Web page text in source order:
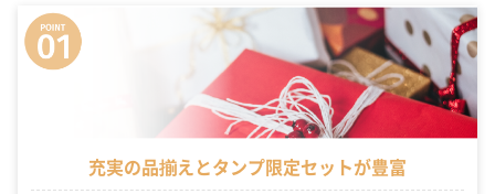
充実の品揃えとタンプ限定セットが豊富